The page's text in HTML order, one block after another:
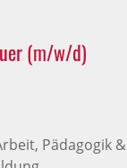
(m/w/d)
Pädagogik &